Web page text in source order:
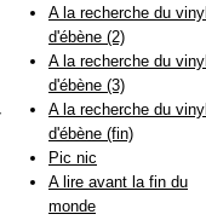
A la recherche du vinyl
d'ébène (2)
A la recherche du vinyl
d'ébène (3)
A la recherche du vinyl
d'ébène (fin)
Pic nic
A lire avant la fin du
monde